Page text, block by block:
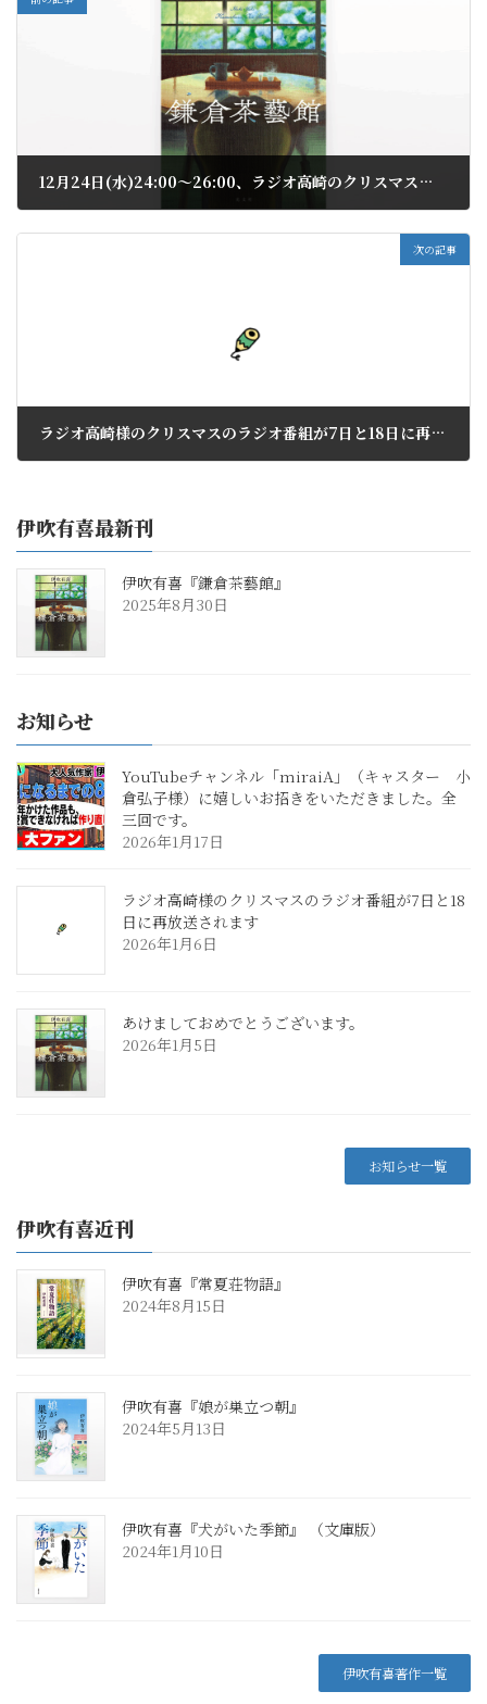
12月24日(水)24:00〜26:00、ラジオ高崎のクリスマス特番に登場します
次の記事
ラジオ高崎様のクリスマスのラジオ番組が7日と18日に再放送されます
伊吹有喜最新刊
伊吹有喜『鎌倉茶藝館』
2025年8月30日
お知らせ
YouTubeチャンネル「miraiA」（キャスター 小
倉弘子様）に嬉しいお招きをいただきました。全
三回です。
2026年1月17日
ラジオ高崎様のクリスマスのラジオ番組が7日と18
日に再放送されます
2026年1月6日
あけましておめでとうございます。
2026年1月5日
お知らせ一覧
伊吹有喜近刊
伊吹有喜『常夏荘物語』
2024年8月15日
伊吹有喜『娘が巣立つ朝』
2024年5月13日
伊吹有喜『犬がいた季節』 （文庫版）
2024年1月10日
伊吹有喜著作一覧